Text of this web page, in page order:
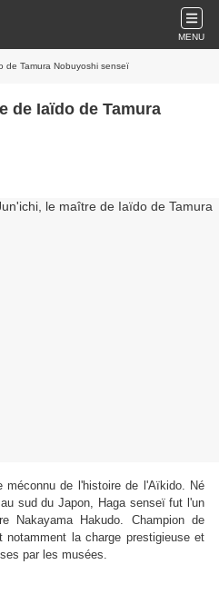
MENU
de Tamura Nobuyoshi senseï
de Iaïdo de Tamura
méconnu de l'histoire de l'Aïkido. Né
sud du Japon, Haga senseï fut l'un
Nakayama Hakudo. Champion de
la charge prestigieuse et
par les musées.